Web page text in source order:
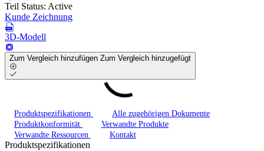
Teil Status: Active
Kunde Zeichnung
3D-Modell
Zum Vergleich hinzufügen Zum Vergleich hinzugefügt
Produktspezifikationen
Alle zugehörigen Dokumente
Produktkonformität
Verwandte Produkte
Verwandte Ressourcen
Kontakt
Produktspezifikationen